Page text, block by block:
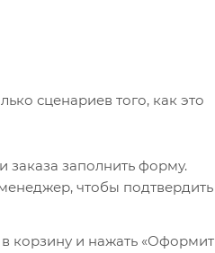
сценариев того, как это
заказа заполнить форму.
чтобы подтвердить
корзину и нажать